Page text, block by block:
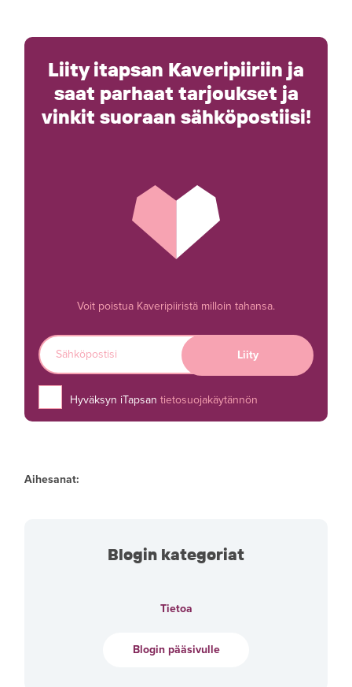
Liity itapsan Kaveripiiriin ja
saat parhaat tarjoukset ja
vinkit suoraan sähköpostiisi!
Voit poistua Kaveripiiristä milloin tahansa.
Hyväksyn iTapsan tietosuojakäytännön
Aihesanat:
Blogin kategoriat
Tietoa
Blogin pääsivulle